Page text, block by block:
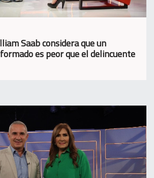
Saab considera que un
es peor que el delincuente